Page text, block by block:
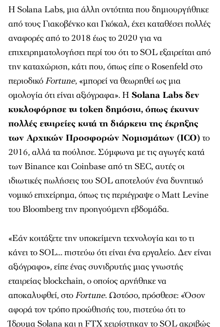
Η Solana Labs, μια άλλη οντότητα που δημιουργήθηκε
από τους Γιακοβένκο και Γκόκαλ, έχει καταθέσει πολλές
αναφορές από το 2018 έως το 2020 για να
επιχειρηματολογήσει περί του ότι το SOL εξαιρείται από
την καταχώριση, κάτι που, όπως είπε ο Rosenfeld στο
περιοδικό Fortune, «μπορεί να θεωρηθεί ως μια
ομολογία ότι είναι αξιόγραφα». Η Solana Labs δεν
κυκλοφόρησε τα token δημόσια, όπως έκαναν
πολλές εταιρείες κατά τη διάρκεια της έκρηξης
των Αρχικών Προσφορών Νομισμάτων (ICO) το
2016, αλλά τα πούλησε. Σύμφωνα με τις αγωγές κατά
των Binance και Coinbase από τη SEC, αυτές οι
ιδιωτικές πωλήσεις του SOL αποτελούν ένα δυνητικό
νομικό επιχείρημα, όπως τις περιέγραψε ο Matt Levine
του Bloomberg την προηγούμενη εβδομάδα.
«Εάν κοιτάξετε την υποκείμενη τεχνολογία και το τι
κάνει το SOL… πιστεύω ότι είναι ένα εργαλείο. Δεν είναι
αξιόγραφο», είπε ένας συνιδρυτής μιας γνωστής
εταιρείας blockchain, ο οποίος αρνήθηκε να
αποκαλυφθεί, στο Fortune. Ωστόσο, πρόσθεσε: «Όσον
αφορά τον τρόπο προώθησής του, πιστεύω ότι το
Ίδρυμα Solana και η FTX χειρίστηκαν το SOL ακριβώς